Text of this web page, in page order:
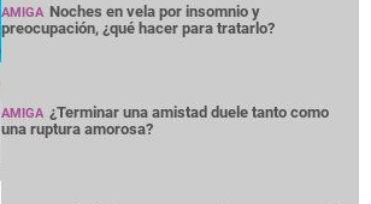
AMIGA Noches en vela por insomnio y
preocupación, ¿qué hacer para tratarlo?
AMIGA ¿Terminar una amistad duele tanto como
una ruptura amorosa?